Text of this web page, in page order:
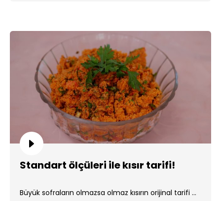
Standart ölçüleri ile kısır tarifi!
Büyük sofraların olmazsa olmaz kısırın orijinal tarifi ...